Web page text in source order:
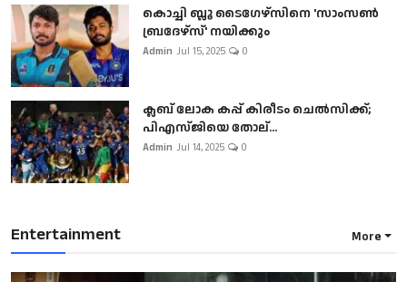
കൊച്ചി ബ്ലൂ ടൈഗേഴ്സിനെ 'സാംസൺ
ബ്രദേഴ്സ്' നയിക്കും
Admin Jul 15, 2025 0
ക്ലബ് ലോക കപ്പ് കിരീടം ചെല്‍സിക്ക്;
പിഎസ്ജിയെ തോല്...
Admin Jul 14, 2025 0
Entertainment More